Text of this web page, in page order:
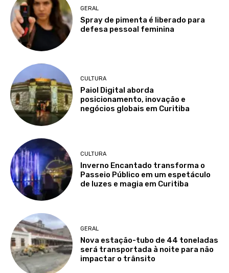
GERAL
Spray de pimenta é liberado para
defesa pessoal feminina
CULTURA
Paiol Digital aborda
posicionamento, inovação e
negócios globais em Curitiba
CULTURA
Inverno Encantado transforma o
Passeio Público em um espetáculo
de luzes e magia em Curitiba
GERAL
Nova estação-tubo de 44 toneladas
será transportada à noite para não
impactar o trânsito